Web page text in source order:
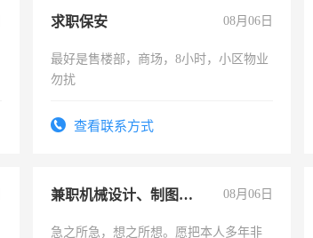
求职保安 08月06日
最好是售楼部，商场，8小时，小区物业
勿扰
查看联系方式
兼职机械设计、制图、设备改造 08月06日
急之所急，想之所想。愿把本人多年非